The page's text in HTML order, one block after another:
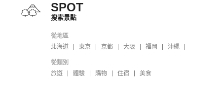
SPOT
搜索景點
從地區
北海道
東京 京都 大阪 福岡 沖縄
從類別
旅遊
體驗 購物 住宿 美食